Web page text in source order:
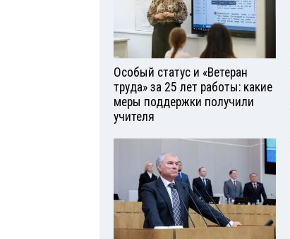
Особый статус и «Ветеран
труда» за 25 лет работы: какие
меры поддержки получили
учителя